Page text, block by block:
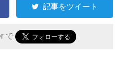
記事をツイート
で